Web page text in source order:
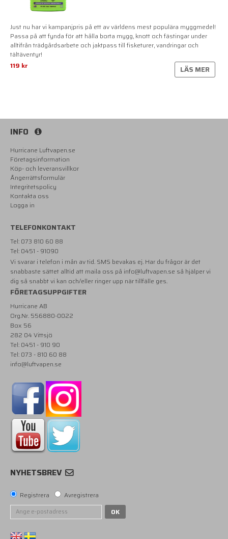
Just nu har vi kampanjpris på ett av världens mest populära myggmedel!
Passa på att fynda för att hålla borta mygg, knott och fästingar under
alltifrån trädgårdsarbete och jaktpass till fisketurer, vandringar och
tältäventyr!
119 kr
LÄS MER
INFO
Hurricane Luftvapen.se
Företagsinformation
Köp- och leveransvillkor
Ångerrättsformulär
Integritetspolicy
Kontakta oss
Logga in
TELEFONKONTAKT
Tel: 073 810 60 88
Tel: 0451 - 91090
Vi svarar i telefon i mån av tid. SMS bevakas ej. Har du frågor är det
snabbaste sättet alltid att maila oss på info@luftvapen.se så hjälper vi
dig så snabbt vi kan och/eller ringer upp när tillfälle ges.
FÖRETAGSUPPGIFTER
Hurricane AB
Org.Nr. 556880-0022
Box 56
282 04 Vittsjö
Tel: 0451 - 910 90
Tel: 073 - 810 60 88
info@luftvapen.se
NYHETSBREV
Registrera
Avregistrera
OK